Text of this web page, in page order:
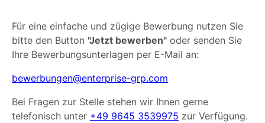
Für eine einfache und zügige Bewerbung nutzen Sie
bitte den Button "Jetzt bewerben" oder senden Sie
Ihre Bewerbungsunterlagen per E-Mail an:
bewerbungen@enterprise-grp.com
Bei Fragen zur Stelle stehen wir Ihnen gerne
telefonisch unter +49 9645 3539975 zur Verfügung.